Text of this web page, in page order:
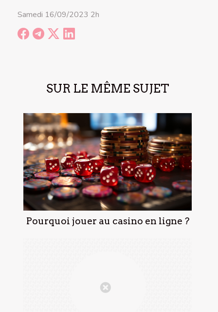
SUR LE MÊME SUJET
Pourquoi jouer au casino en ligne ?
Samedi 16/09/2023 2h